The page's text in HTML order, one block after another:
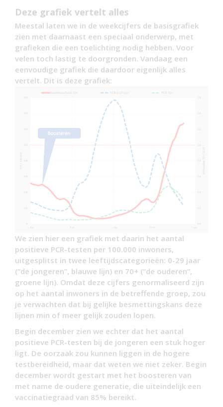
Deze grafiek vertelt alles
Meestal laten we in de weekcijfers de basisgrafiek
zien met daarnaast een speciaal onderwerp, met
grafieken die een toelichting nodig hebben. Voor
velen toch lastig te doorgronden. Vandaag een
eenvoudige grafiek die daardoor eigenlijk alles
vertelt. Dit is deze grafiek:
We zien hier een grafiek met daarin het aantal
positieve PCR-testen per 100.000 inwoners,
uitgesplitst in twee leeftijdscategorieën: 0-29 jaar
(“de jongeren”, blauwe lijn) en 70+ (“de ouderen”,
groene lijn). Omdat deze cijfers genormaliseerd zijn
op het aantal inwoners in de betreffende groep, zou
je verwachten dat bij gelijke besmettingskans deze
lijnen min of meer gelijk zouden lopen.
Begin december zien we echter dat het aantal
positieve PCR-testen bij de jongeren een stuk hoger
ligt. De oorzaak zou kunnen liggen in de hogere
testbereidheid, maar dat weten we niet zeker. Begin
december wordt gestart met het boosteren van
met name de oudere generatie, die uiteindelijk een
vaccinatiegraad van 85% bereikt.